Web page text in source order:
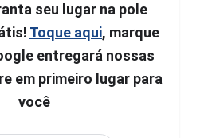
seu lugar na pole
Toque aqui, marque
entregará nossas
em primeiro lugar para
você